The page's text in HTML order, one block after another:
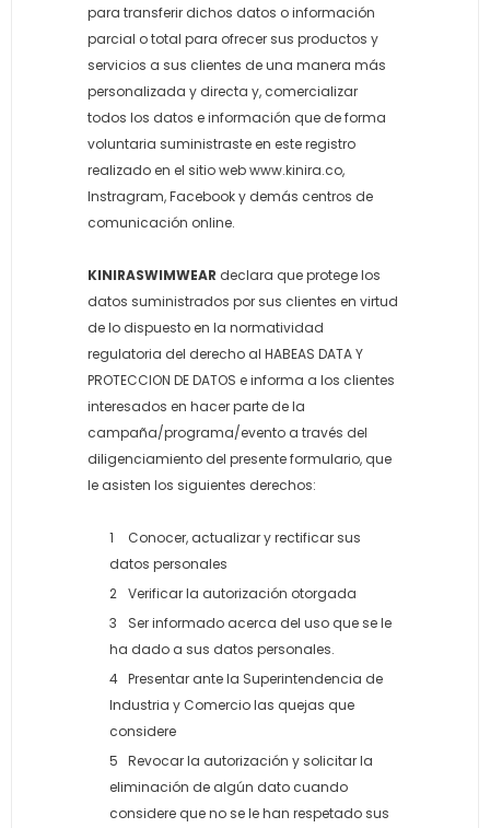
para transferir dichos datos o información
parcial o total para ofrecer sus productos y
servicios a sus clientes de una manera más
personalizada y directa y, comercializar
todos los datos e información que de forma
voluntaria suministraste en este registro
realizado en el sitio web www.kinira.co,
Instragram, Facebook y demás centros de
comunicación online.
KINIRASWIMWEAR declara que protege los
datos suministrados por sus clientes en virtud
de lo dispuesto en la normatividad
regulatoria del derecho al HABEAS DATA Y
PROTECCION DE DATOS e informa a los clientes
interesados en hacer parte de la
campaña/programa/evento a través del
diligenciamiento del presente formulario, que
le asisten los siguientes derechos:
Conocer, actualizar y rectificar sus
datos personales
Verificar la autorización otorgada
Ser informado acerca del uso que se le
ha dado a sus datos personales.
Presentar ante la Superintendencia de
Industria y Comercio las quejas que
considere
Revocar la autorización y solicitar la
eliminación de algún dato cuando
considere que no se le han respetado sus